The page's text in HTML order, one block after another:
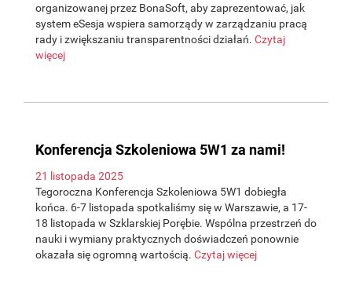
organizowanej przez BonaSoft, aby zaprezentować, jak
system eSesja wspiera samorządy w zarządzaniu pracą
rady i zwiększaniu transparentności działań. Czytaj
więcej
Konferencja Szkoleniowa 5W1 za nami!
21 listopada 2025
Tegoroczna Konferencja Szkoleniowa 5W1 dobiegła
końca. 6-7 listopada spotkaliśmy się w Warszawie, a 17-
18 listopada w Szklarskiej Porębie. Wspólna przestrzeń do
nauki i wymiany praktycznych doświadczeń ponownie
okazała się ogromną wartością. Czytaj więcej